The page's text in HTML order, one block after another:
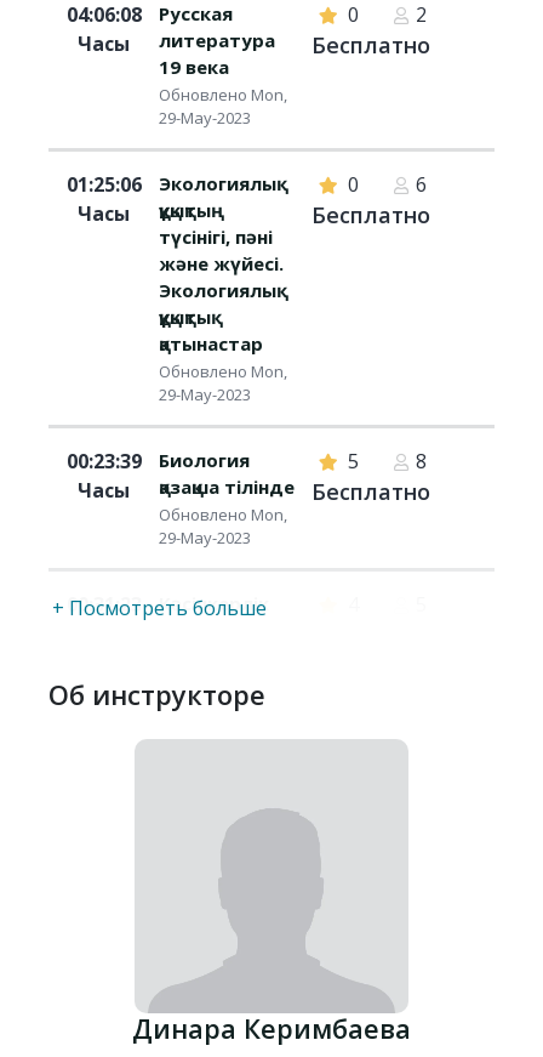
+ Посмотреть больше
04:06:08
Часы
Русская
литература
19 века
Обновлено Mon,
29-May-2023
0 2
Бесплатно
01:25:06
Часы
Экологиялық
құқықтың
түсінігі, пәні
және жүйесі.
Экологиялық
құқықтық
қатынастар
Обновлено Mon,
29-May-2023
0 6
Бесплатно
00:23:39
Часы
Биология
қазақша тілінде
Обновлено Mon,
29-May-2023
5 8
Бесплатно
00:31:23
Кәсіпкерлік
әдебиеті
Бесплатно
Об инструкторе
Динара Керимбаева